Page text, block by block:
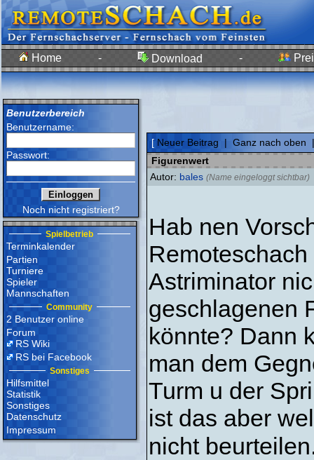
Home - Download -
Benutzerbereich
Benutzername:
Passwort:
Noch nicht registriert?
Spielbetrieb
Terminkalender
Partien
Turniere
Spieler
Mannschaften
Community
2 Benutzer online
Forum
RS Wiki
RS bei Facebook
Sonstiges
Hilfsmittel
Statistik
Sonstiges
Datenschutz
Impressum
[ Neuer Beitrag | Ganz nach oben
Figurenwert
Autor: bales (Name eingeloggt sichtbar)
Hab nen
Astriminator
geschlagenen
könnte? Dann
man dem
Turm u der
ist das aber
nicht